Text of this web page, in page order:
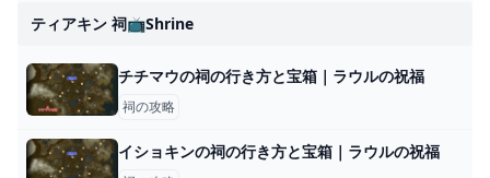
ティアキン 祠📺shrine
チチマウの祠の行き方と宝箱｜ラウルの祝福
祠の攻略
イショキンの祠の行き方と宝箱｜ラウルの祝福